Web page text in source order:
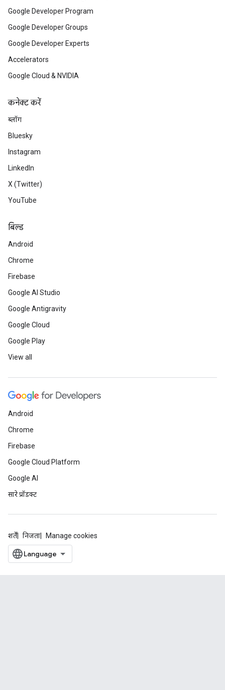
Google Developer Program
Google Developer Groups
Google Developer Experts
Accelerators
Google Cloud & NVIDIA
कनेक्ट करें
ब्लॉग
Bluesky
Instagram
LinkedIn
X (Twitter)
YouTube
बिल्ड
Android
Chrome
Firebase
Google AI Studio
Google Antigravity
Google Cloud
Google Play
View all
Android
Chrome
Firebase
Google Cloud Platform
Google AI
सारे प्रॉडक्ट
शर्तें निजता Manage cookies